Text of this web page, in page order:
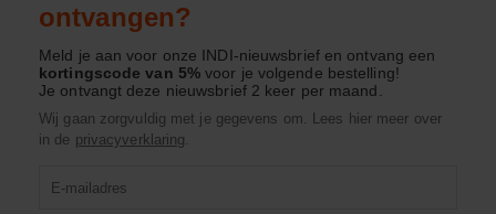
ontvangen?
Meld je aan voor onze INDI-nieuwsbrief en ontvang een
kortingscode van 5%voor je volgende bestelling!
Je ontvangt deze nieuwsbrief 2 keer per maand.
Wij gaan zorgvuldig met je gegevens om. Lees hier meer over
in de privacyverklaring.